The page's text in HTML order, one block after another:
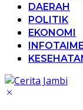
DAERAH
POLITIK
EKONOMI